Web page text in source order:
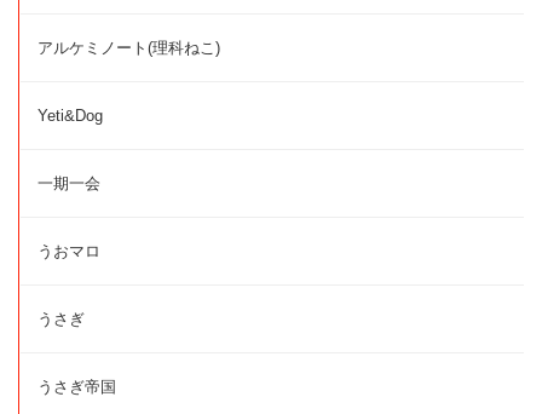
アルケミノート(理科ねこ)
Yeti&Dog
一期一会
うおマロ
うさぎ
うさぎ帝国